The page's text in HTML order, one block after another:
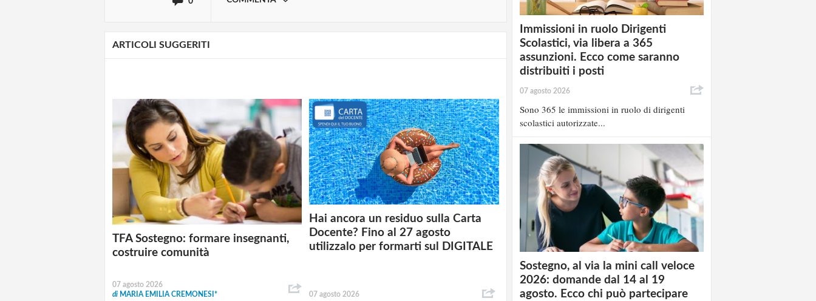
ARTICOLI SUGGERITI
TFA Sostegno: formare insegnanti,
costruire comunità
07 agosto 2026
di MARIA EMILIA CREMONESI*
Hai ancora un residuo sulla Carta
Docente? Fino al 27 agosto
utilizzalo per formarti sul DIGITALE
07 agosto 2026
Immissioni in ruolo Dirigenti
Scolastici, via libera a 365
assunzioni. Ecco come saranno
distribuiti i posti
07 agosto 2026
Sono 365 le immissioni in ruolo di dirigenti
scolastici autorizzate...
Sostegno, al via la mini call veloce
2026: domande dal 14 al 19
agosto. Ecco chi può partecipare